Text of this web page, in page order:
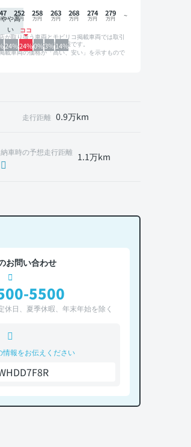
やや高
い
24%24%0%3%14%
252 258 263 268 274 279
が取り扱う車両とモビリコ掲載車両では取引
ため、グラフは参考情報です。
載車両の価格が「高い、安い」を示すもので
走行距離 0.9万km
納車時の予想走行距離 1.1万km
お問い合わせ
5500
休日、夏季休暇、年末年始を除く
情報をお伝えください